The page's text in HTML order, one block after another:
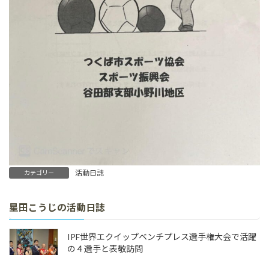
カテゴリー 活動日誌
星田こうじの活動日誌
IPF世界エクイップベンチプレス選手権大会で活躍
の４選手と表敬訪問